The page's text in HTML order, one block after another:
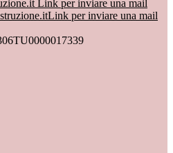
Link per inviare una mail
Link per inviare una mail